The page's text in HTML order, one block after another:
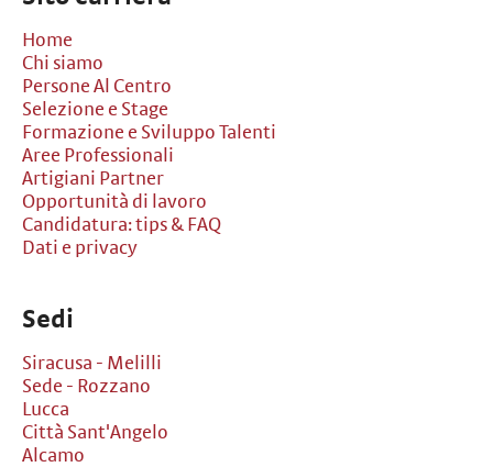
Home
Chi siamo
Persone Al Centro
Selezione e Stage
Formazione e Sviluppo Talenti
Aree Professionali
Artigiani Partner
Opportunità di lavoro
Candidatura: tips & FAQ
Dati e privacy
Sedi
Siracusa - Melilli
Sede - Rozzano
Lucca
Città Sant'Angelo
Alcamo